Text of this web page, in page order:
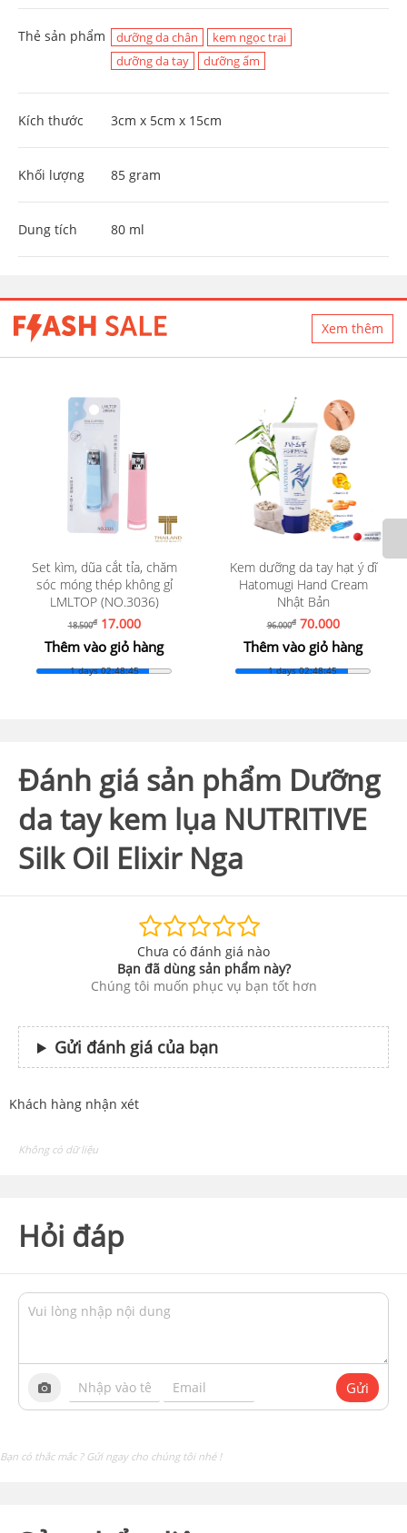
Thẻ sản phẩm dưỡng da chân
kem ngọc trai
dưỡng da tay
dưỡng ẩm
Kích thước 3cm x 5cm x 15cm
Khối lượng 85 gram
Dung tích 80 ml
Xem thêm
Set kìm, dũa cắt tỉa, chăm
sóc móng thép không gỉ
LMLTOP (NO.3036)
18.500đ17.000
Thêm vào giỏ hàng
1 days 02:48:43
Kem dưỡng da tay hạt ý dĩ
Hatomugi Hand Cream
Nhật Bản
96.000đ70.000
Thêm vào giỏ hàng
1 days 02:48:43
Đánh giá sản phẩm Dưỡng
da tay kem lụa NUTRITIVE
Silk Oil Elixir Nga
Chưa có đánh giá nào
Bạn đã dùng sản phẩm này?
Chúng tôi muốn phục vụ bạn tốt hơn
Gửi đánh giá của bạn
Khách hàng nhận xét
Không có dữ liệu
Hỏi đáp
Gửi
Bạn có thắc mắc ? Gửi ngay cho chúng tôi nhé !